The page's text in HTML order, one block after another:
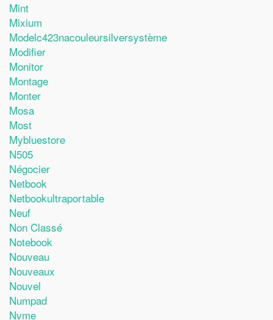
Mint
Mixium
Modelc423nacouleursilversystème
Modifier
Monitor
Montage
Monter
Mosa
Most
Mybluestore
N505
Négocier
Netbook
Netbookultraportable
Neuf
Non Classé
Notebook
Nouveau
Nouveaux
Nouvel
Numpad
Nvme